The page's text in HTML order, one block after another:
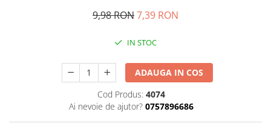
Tirbusoane si dopuri
Bureti si lavete
Manusi unica folosinta
Maturi, Mopuri si galeti
9,98 RON7,39 RON
IN STOC
ADAUGA IN COS
Cod Produs: 4074
Ai nevoie de ajutor? 0757896686